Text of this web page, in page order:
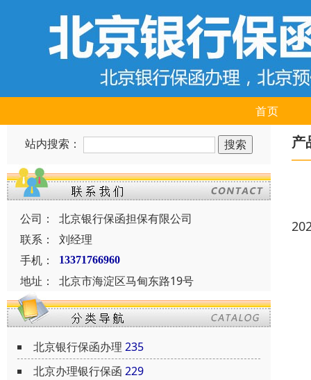
首页
站内搜索：
公司：
北京银行保函担保有限公司
联系：
刘经理
手机：
13371766960
地址： 北京市海淀区马甸东路19号
北京银行保函办理 235
北京办理银行保函 229
产